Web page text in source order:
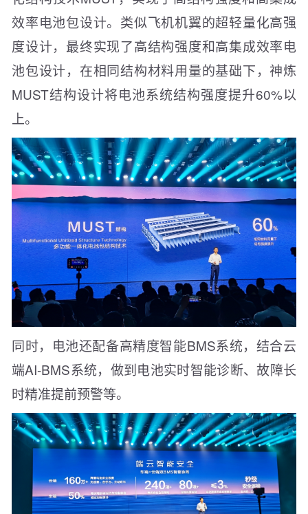
效率电池包设计。类似飞机机翼的超轻量化高强
度设计，最终实现了高结构强度和高集成效率电
池包设计，在相同结构材料用量的基础下，神炼
MUST结构设计将电池系统结构强度提升60%以
上。
同时，电池还配备高精度智能BMS系统，结合云
端AI-BMS系统，做到电池实时智能诊断、故障长
时精准提前预警等。